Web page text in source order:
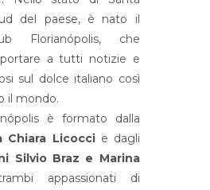
del paese, è nato il
Florianópolis, che
a tutti notizie e
sul dolce italiano così
il mondo.
è formato dalla
Chiara Licoccie dagli
Silvio Braz e Marina
appassionati di